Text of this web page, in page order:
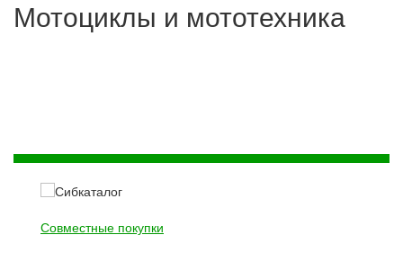
Мотоциклы и мототехника
Совместные покупки